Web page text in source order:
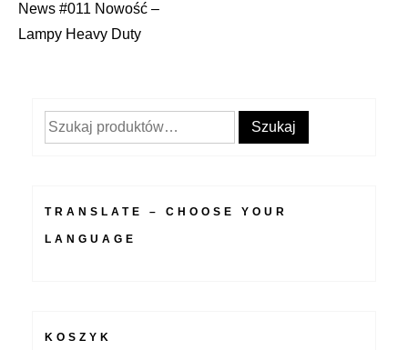
Nawigacja
News #011 Nowość –
Lampy Heavy Duty
Szukaj: Szukaj
TRANSLATE – CHOOSE YOUR
LANGUAGE
KOSZYK